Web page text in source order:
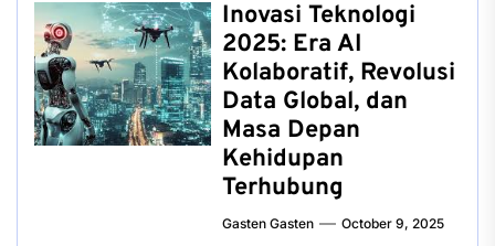
Inovasi Teknologi
2025: Era AI
Kolaboratif, Revolusi
Data Global, dan
Masa Depan
Kehidupan
Terhubung
Gasten Gasten October 9, 2025